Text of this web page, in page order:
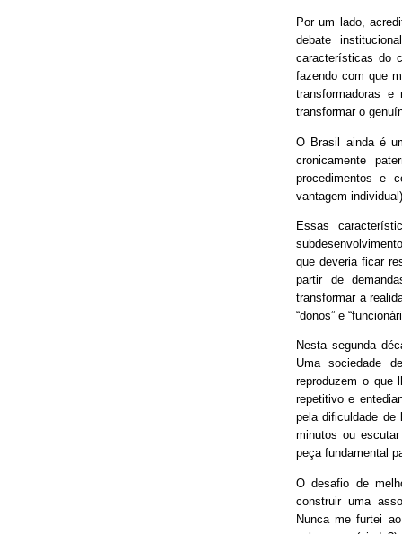
Por um lado,
debate
características do
fazendo com que
transformadoras
transformar o
O Brasil ainda é
cronicamente
procedimentos e
vantagem
Essas
que deveria ficar
partir de
transformar a
“donos” e
Nesta segunda
Uma sociedade
reproduzem o que
repetitivo e
pela dificuldade
minutos ou
peça fundamental
O desafio de
construir uma
Nunca me furtei